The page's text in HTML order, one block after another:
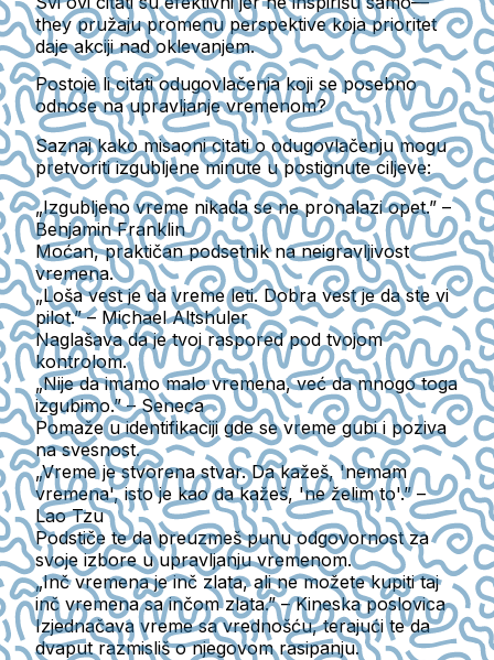
they pružaju promenu perspektive koja prioritet
daje akciji nad oklevanjem.
Postoje li citati odugovlačenja koji se posebno
odnose na upravljanje vremenom?
Saznaj kako misaoni citati o odugovlačenju mogu
pretvoriti izgubljene minute u postignute ciljeve:
„Izgubljeno vreme nikada se ne pronalazi opet.” –
Benjamin Franklin
Moćan, praktičan podsetnik na neigravljivost
vremena.
„Loša vest je da vreme leti. Dobra vest je da ste vi
pilot.” – Michael Altshuler
Naglašava da je tvoj raspored pod tvojom
kontrolom.
„Nije da imamo malo vremena, već da mnogo toga
izgubimo.” – Seneca
Pomaže u identifikaciji gde se vreme gubi i poziva
na svesnost.
„Vreme je stvorena stvar. Da kažeš, 'nemam
vremena', isto je kao da kažeš, 'ne želim to'.” –
Lao Tzu
Podstiče te da preuzmeš punu odgovornost za
svoje izbore u upravljanju vremenom.
„Inč vremena je inč zlata, ali ne možete kupiti taj
inč vremena sa inčom zlata.” – Kineska poslovica
Izjednačava vreme sa vrednošću, terajući te da
dvaput razmisliš o njegovom rasipanju.